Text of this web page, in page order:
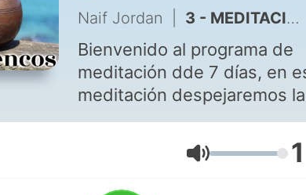
cuencos
tibetanos
Naif Jordan 3 - MEDITACION PARA ATRAER RIQUEZA Y ABUNDANCIA Día 3
Bienvenido al programa de
meditación dde 7 días, en
meditación despejaremos la
mente para evitar el stress
Volym 1